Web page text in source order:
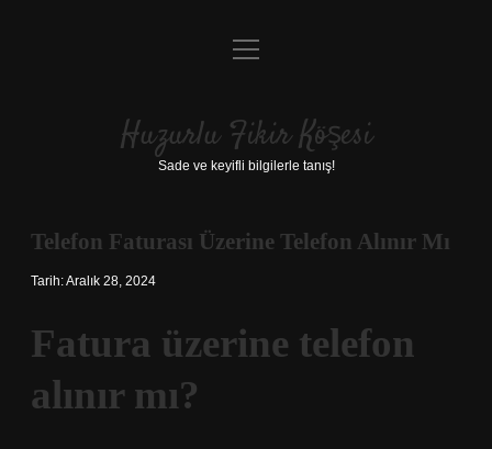
Anasayfa
Yasal Uyarı
menüyü
Huzurlu Fikir Köşesi
Sade ve keyifli bilgilerle tanış!
Telefon Faturası Üzerine Telefon Alınır Mı
Tarih: Aralık 28, 2024
Fatura üzerine telefon
alınır mı?